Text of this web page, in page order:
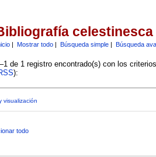
celestinesca
| Mostrar todo| Búsqueda simple| Búsqueda
de 1 registro encontrado(s) con los
):
visualización
todo